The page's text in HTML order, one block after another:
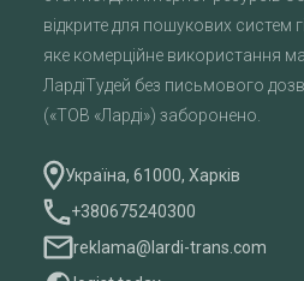
відкрите для пошукових систем
яке комерційне використання
ЛардіТудей без письмового
(«ТОВ «Ларді») заборонено.
Україна, 61000, Харків
+380675240300
reklama@lardi-trans.com